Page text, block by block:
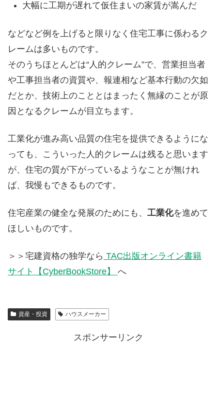
大幅に工期が遅れて仮住まいの家賃が嵩んだ
などなど例を上げると限りなく住宅工事に係わるク
レームは多いものです。
そのうちほとんどは“人的クレーム”で、営業担当者
や工事担当者の資質や、報連相など基本行動の欠如
だとか、技術上のこととはまったく無縁のことが原
因となるクレームが目立ちます。
工業化が進み高い品質の住宅を提供できるようにな
っても、こういった人的クレームは残ると思います
が、住宅の質が下がっているようなことが無けれ
ば、我慢もできるものです。
住宅産業の健全な発展のためにも、 工業化を進めて
ほしいものです。
＞＞宅建資格の独学なら TAC出版オンライン書籍
サイト【CyberBookStore】 へ
資産・投資 ハウスメーカー
スポンサーリンク